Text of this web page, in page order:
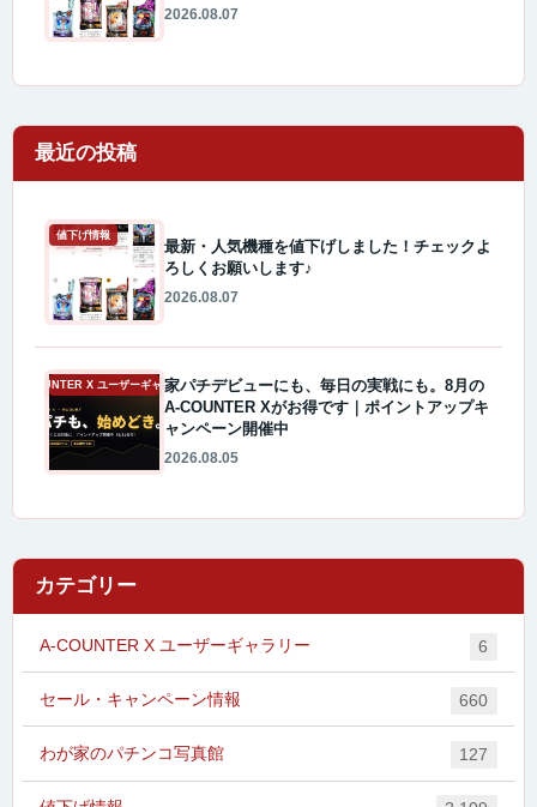
2026.08.07
最近の投稿
値下げ情報
最新・人気機種を値下げしました！チェックよ
ろしくお願いします♪
2026.08.07
A-COUNTER X ユーザーギャラリー家パチデビューにも、毎日の実戦にも。8月の
A-COUNTER Xがお得です｜ポイントアップキ
ャンペーン開催中
2026.08.05
カテゴリー
A-COUNTER X ユーザーギャラリー 6
セール・キャンペーン情報 660
わが家のパチンコ写真館 127